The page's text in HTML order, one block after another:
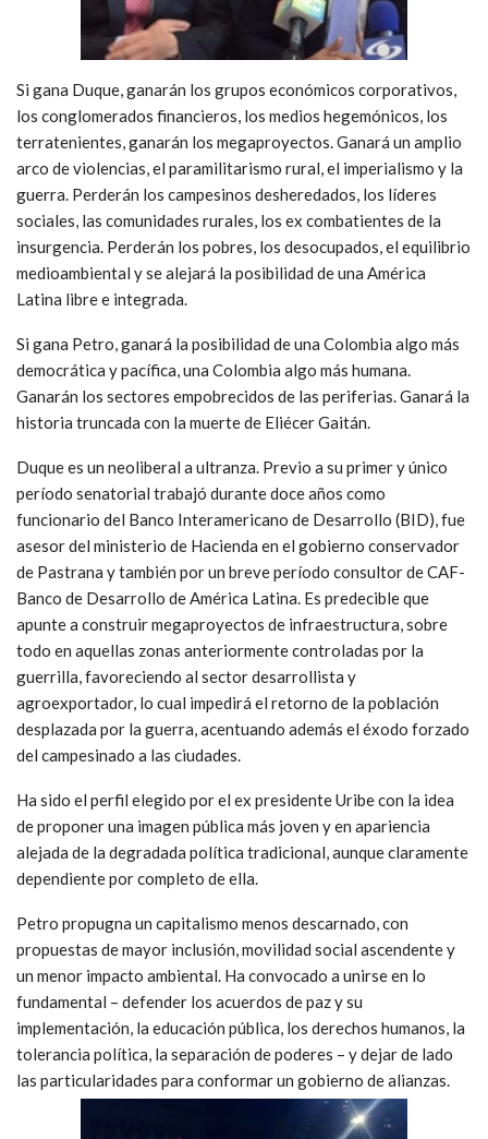
Si gana Duque, ganarán los grupos económicos corporativos,
los conglomerados financieros, los medios hegemónicos, los
terratenientes, ganarán los megaproyectos. Ganará un amplio
arco de violencias, el paramilitarismo rural, el imperialismo y la
guerra. Perderán los campesinos desheredados, los líderes
sociales, las comunidades rurales, los ex combatientes de la
insurgencia. Perderán los pobres, los desocupados, el equilibrio
medioambiental y se alejará la posibilidad de una América
Latina libre e integrada.
Si gana Petro, ganará la posibilidad de una Colombia algo más
democrática y pacífica, una Colombia algo más humana.
Ganarán los sectores empobrecidos de las periferias. Ganará la
historia truncada con la muerte de Eliécer Gaitán.
Duque es un neoliberal a ultranza. Previo a su primer y único
período senatorial trabajó durante doce años como
funcionario del Banco Interamericano de Desarrollo (BID), fue
asesor del ministerio de Hacienda en el gobierno conservador
de Pastrana y también por un breve período consultor de CAF-
Banco de Desarrollo de América Latina. Es predecible que
apunte a construir megaproyectos de infraestructura, sobre
todo en aquellas zonas anteriormente controladas por la
guerrilla, favoreciendo al sector desarrollista y
agroexportador, lo cual impedirá el retorno de la población
desplazada por la guerra, acentuando además el éxodo forzado
del campesinado a las ciudades.
Ha sido el perfil elegido por el ex presidente Uribe con la idea
de proponer una imagen pública más joven y en apariencia
alejada de la degradada política tradicional, aunque claramente
dependiente por completo de ella.
Petro propugna un capitalismo menos descarnado, con
propuestas de mayor inclusión, movilidad social ascendente y
un menor impacto ambiental. Ha convocado a unirse en lo
fundamental – defender los acuerdos de paz y su
implementación, la educación pública, los derechos humanos, la
tolerancia política, la separación de poderes – y dejar de lado
las particularidades para conformar un gobierno de alianzas.